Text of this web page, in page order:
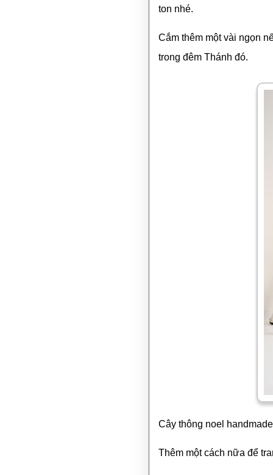
ton nhé.
Cắm thêm một vài ngọn
trong đêm Thánh đó.
Cây thông noel
Thêm một cách nữa để